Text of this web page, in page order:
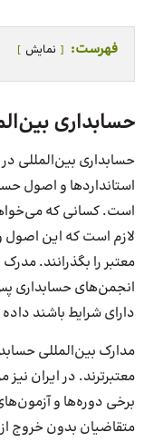
فهرست: نمایش
حسابداری
حسابداری بین‌المللی
استانداردها و اصول
است. کسانی که
لازم است که این اصول و
معتبر را بگذرانند.
انجمن‌های حسابداری
دارای شرایط باشند
مدارک بین‌المللی
معتبرترند. در ایران
برخی دوره‌ها و
متقاضیان بدون خروج